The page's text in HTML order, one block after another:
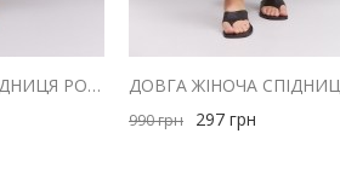
В`ЯЗАНА ДОВГА СПІДНИЦЯ РОЖЕВА В ШИРОКИЙ РУБЧИК
990грн 297 грн